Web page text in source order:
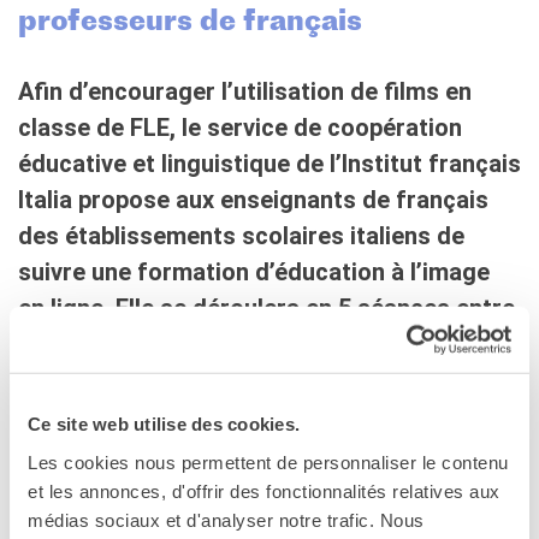
Ce site web utilise des cookies.
Les cookies nous permettent de personnaliser le contenu
et les annonces, d'offrir des fonctionnalités relatives aux
médias sociaux et d'analyser notre trafic. Nous
Contacts
Marchés Publics
NOS MÉCÈNES
Le operazioni
Come sostenere
I Vantaggi
I nostri luoghi
Dialoghi del Farnese
Farnèse à la page
Festa della musica
Incontro italo-francesi sul
mondo di domani
professeurs de français
Afin d’encourager l’utilisation de films en
classe de FLE, le service de coopération
éducative et linguistique de l’Institut français
Italia propose aux enseignants de français
des établissements scolaires italiens de
suivre une formation d’éducation à l’image
en ligne. Elle se déroulera en 5 séances entre
L’objectif de cette formation est d’approfondir la
didactique du FLE en utilisant des courts et des longs
métrages comme outils pédagogiques afin de stimuler la
discussion et la capacité d’analyse critique. Les